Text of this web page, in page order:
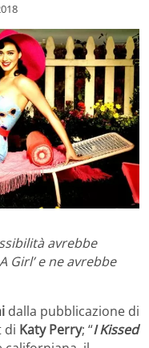
avrebbe
Girl’ e ne avrebbe
dalla pubblicazione di
di Katy Perry; “I Kissed